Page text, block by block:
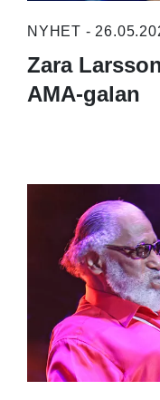
NYHET -
Zara
AMA-galan